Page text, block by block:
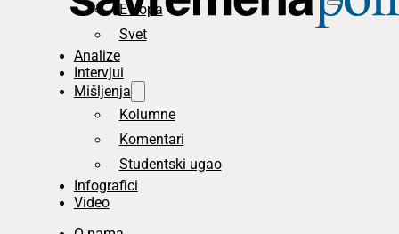
Evropa
Svet
Analize
Intervjui
Mišljenja
Kolumne
Komentari
Studentski ugao
Infografici
Video